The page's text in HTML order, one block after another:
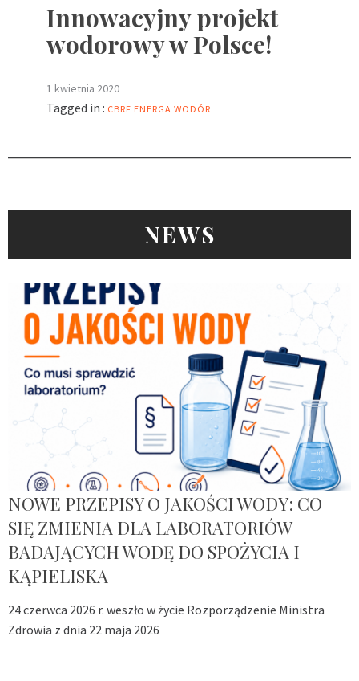
Innowacyjny projekt
wodorowy w Polsce!
1 kwietnia 2020
Tagged in : CBRF ENERGA WODÓR
NEWS
NOWE PRZEPISY O JAKOŚCI WODY: CO
SIĘ ZMIENIA DLA LABORATORIÓW
BADAJĄCYCH WODĘ DO SPOŻYCIA I
KĄPIELISKA
24 czerwca 2026 r. weszło w życie Rozporządzenie Ministra
Zdrowia z dnia 22 maja 2026